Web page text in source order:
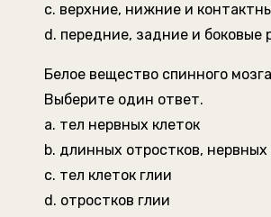
c. верхние, нижние и
d. передние, задние и боковые
Белое вещество спинного
Выберите один ответ.
a. тел нервных клеток
b. длинных отростков, нервных
c. тел клеток глии
d. отростков глии